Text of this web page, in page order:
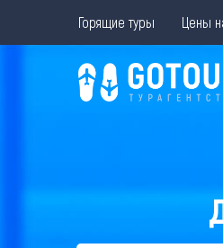
Горящие туры Цены